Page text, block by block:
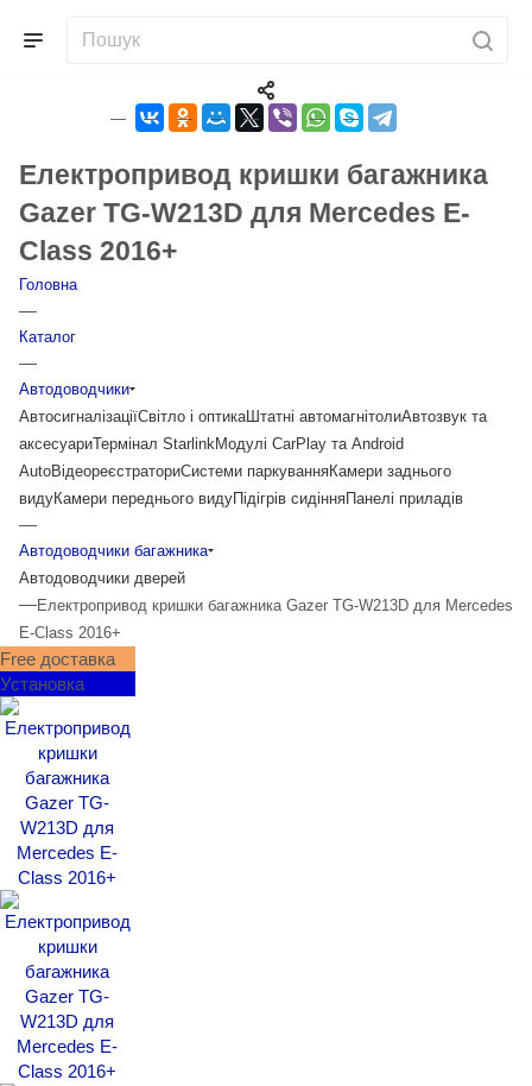
Електропривод кришки багажника
Gazer TG-W213D для Mercedes E-
Class 2016+
Головна
—
Каталог
—
Автодоводчики
АвтосигналізаціїСвітло і оптикаШтатні автомагнітолиАвтозвук та
аксесуариТермінал StarlinkМодулі CarPlay та Android
AutoВідеореєстраториСистеми паркуванняКамери заднього
видуКамери переднього видуПідігрів сидінняПанелі приладів
—
Автодоводчики багажника
Автодоводчики дверей
—Електропривод кришки багажника Gazer TG-W213D для Mercedes
E-Class 2016+
Free доставка
Установка